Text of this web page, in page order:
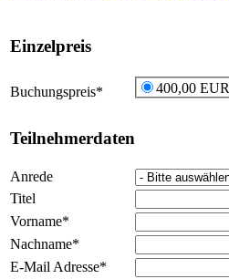
Einzelpreis
Buchungspreis* 400,00 EUR
Teilnehmerdaten
Anrede
Titel
Vorname*
Nachname*
E-Mail Adresse*